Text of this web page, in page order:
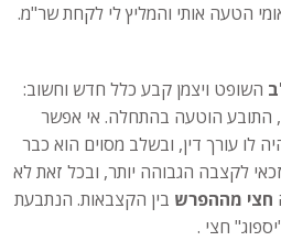
הטעה אותי והמליץ לי לקחת שר"מ.
השופט ויצמן קבע כלל חדש וחשוב:
התובע הוטעה בהתחלה. אי אפשר
לו עורך דין, ובשלב מסוים הוא כבר
לקצבה הגבוהה יותר, ובכל זאת לא
חצי מההפרש בין הקצבאות. הנתבעת
חצי .